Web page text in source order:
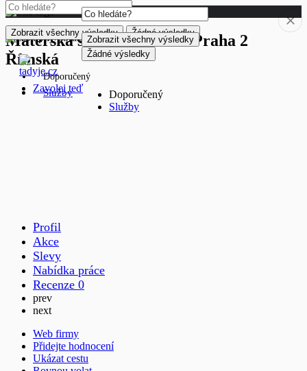
Zobrazit všechny výsledky
Žádné výsledky
Doporučený
Služby
Mateřská škola Čtyřlístek Praha 2
Římská
Zavolej teď
Profil
Akce
Slevy
Nabídka práce
Recenze 0
prev
next
Web firmy
Přidejte hodnocení
Ukázat cestu
Zobrazit všechny výsledky Žádné výsledky
Doporučený
Služby